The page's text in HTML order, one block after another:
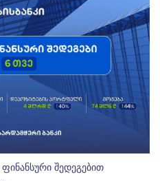
შედეგებით